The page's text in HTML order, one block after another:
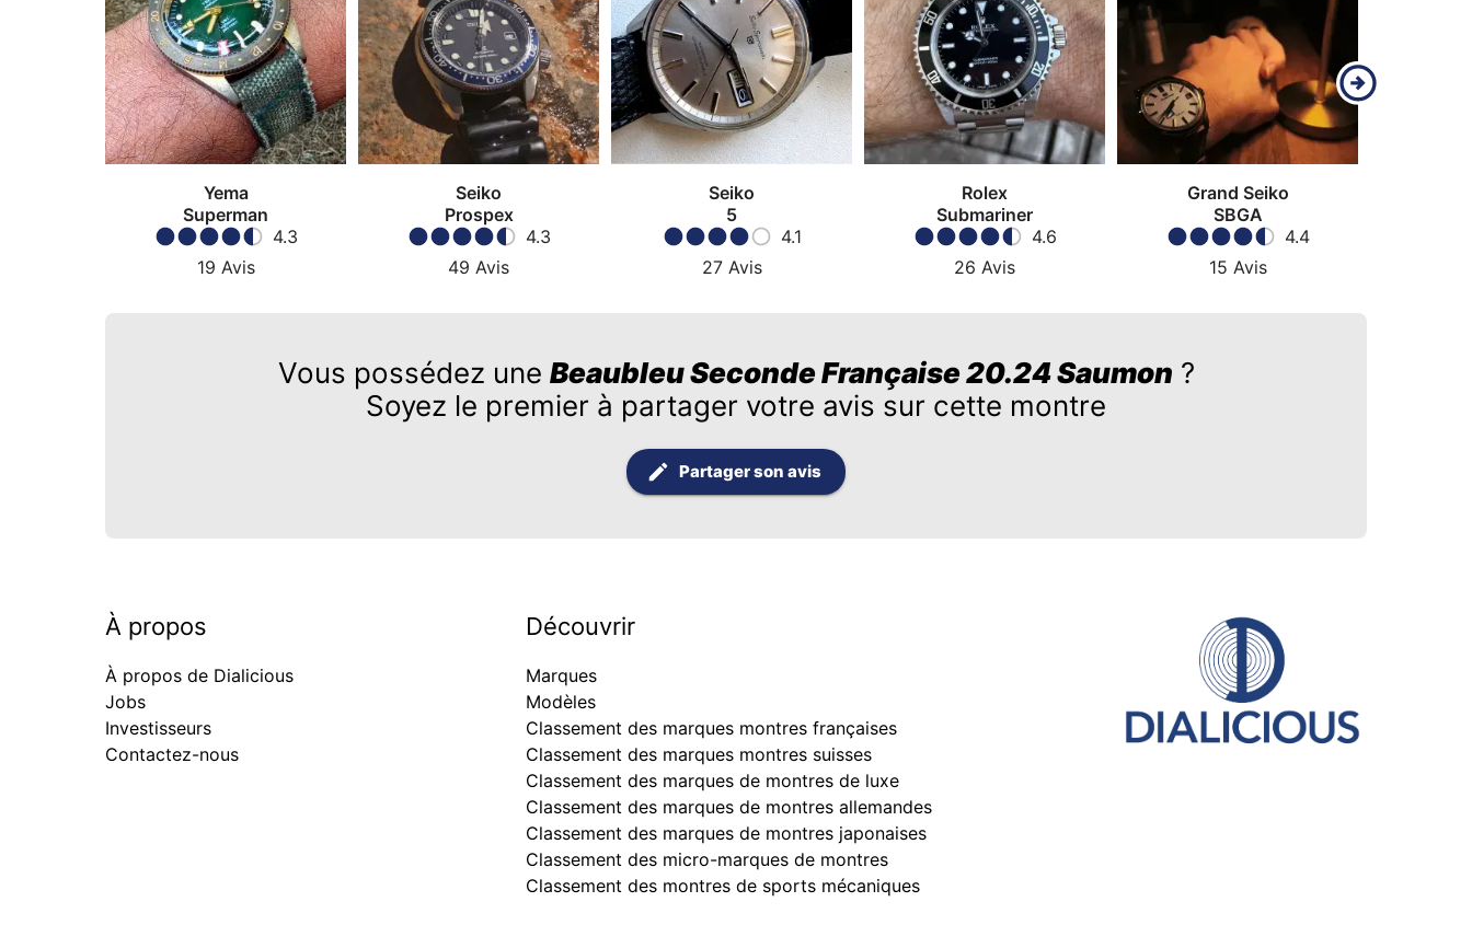
Yema
Superman
4.3
19 Avis
Seiko
Prospex
4.3
49 Avis
Seiko
5
4.1
27 Avis
Rolex
Submariner
4.6
26 Avis
Grand Seiko
SBGA
4.4
15 Avis
Vous possédez une Beaubleu Seconde Française 20.24 Saumon ?
Soyez le premier à partager votre avis sur cette montre
Partager son avis
À propos
À propos de Dialicious
Jobs
Investisseurs
Contactez-nous
Découvrir
Marques
Modèles
Classement des marques montres françaises
Classement des marques montres suisses
Classement des marques de montres de luxe
Classement des marques de montres allemandes
Classement des marques de montres japonaises
Classement des micro-marques de montres
Classement des montres de sports mécaniques